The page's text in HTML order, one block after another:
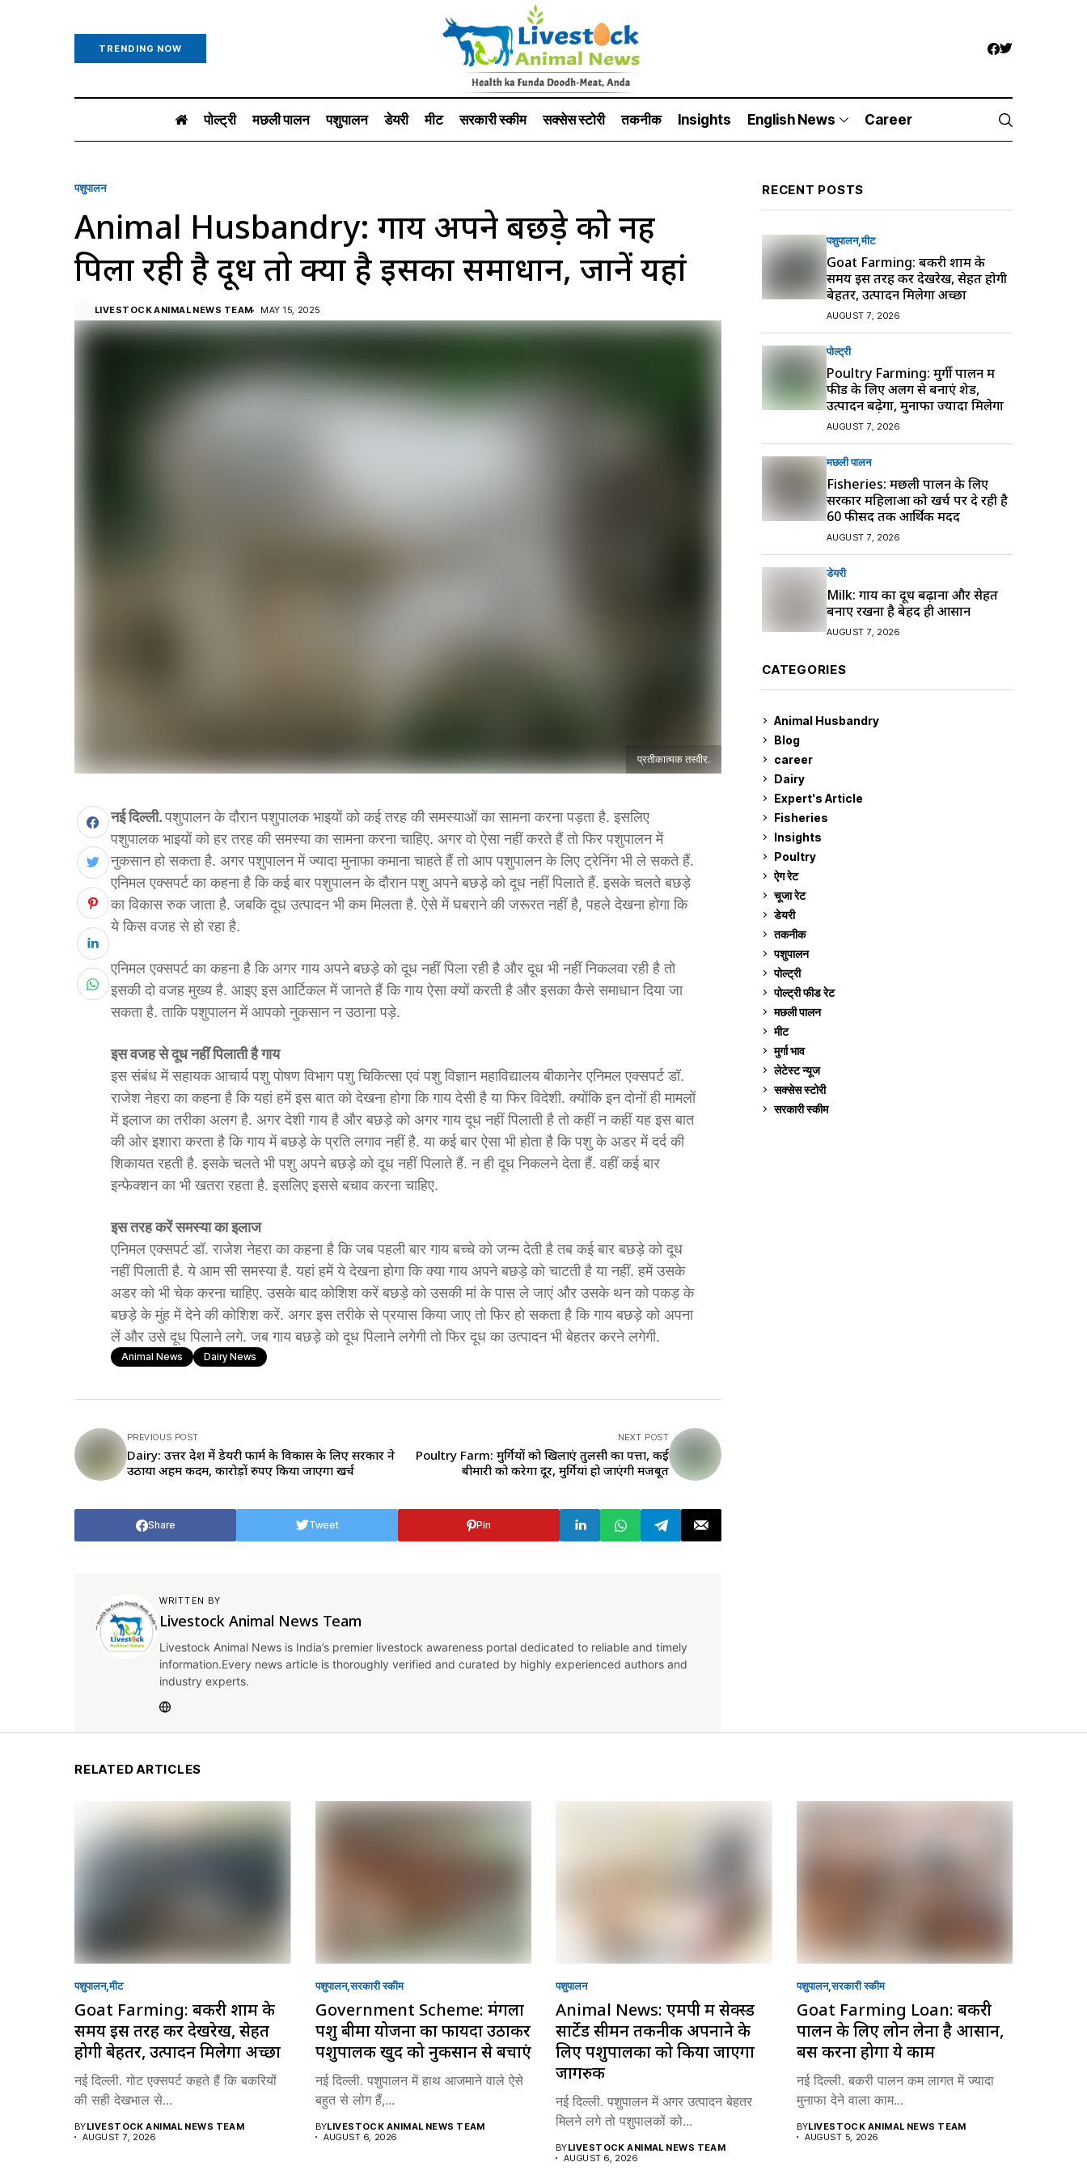
TRENDING NOW
पोल्ट्री मछली पालन पशुपालन डेयरी मीट सरकारी स्की‍म सक्सेस स्टो‍री तकनीक Insights English News Career
पशुपालन
Animal Husbandry: गाय अपने बछड़े को नहीं
पिला रही है दूध तो क्या है इसका समाधान, जानें यहां
LIVESTOCK ANIMAL NEWS TEAM MAY 15, 2025
प्रतीकात्मक तस्वीर.
नई दिल्ली.पशुपालन के दौरान पशुपालक भाइयों को कई तरह की समस्याओं का सामना करना पड़ता है. इसलिए
पशुपालक भाइयों को हर तरह की समस्या का सामना करना चाहिए. अगर वो ऐसा नहीं करते हैं तो फिर पशुपालन में
नुकसान हो सकता है. अगर पशुपालन में ज्यादा मुनाफा कमाना चाहते हैं तो आप पशुपालन के लिए ट्रेनिंग भी ले सकते हैं.
एनिमल एक्सपर्ट का कहना है कि कई बार पशुपालन के दौरान पशु अपने बछड़े को दूध नहीं पिलाते हैं. इसके चलते बछड़े
का विकास रुक जाता है. जबकि दूध उत्पादन भी कम मिलता है. ऐसे में घबराने की जरूरत नहीं है, पहले देखना होगा कि
ये किस वजह से हो रहा है.
एनिमल एक्सपर्ट का कहना है कि अगर गाय अपने बछड़े को दूध नहीं पिला रही है और दूध भी नहीं निकलवा रही है तो
इसकी दो वजह मुख्य है. आइए इस आर्टिकल में जानते हैं कि गाय ऐसा क्यों करती है और इसका कैसे समाधान दिया जा
सकता है. ताकि पशुपालन में आपको नुकसान न उठाना पड़े.
इस वजह से दूध नहीं पिलाती है गाय
इस संबंध में सहायक आचार्य पशु पोषण विभाग पशु चिकित्सा एवं पशु विज्ञान महाविद्यालय बीकानेर एनिमल एक्सपर्ट डॉ.
राजेश नेहरा का कहना है कि यहां हमें इस बात को देखना होगा कि गाय देसी है या फिर विदेशी. क्योंकि इन दोनों ही मामलों
में इलाज का तरीका अलग है. अगर देशी गाय है और बछड़े को अगर गाय दूध नहीं पिलाती है तो कहीं न कहीं यह इस बात
की ओर इशारा करता है कि गाय में बछड़े के प्रति लगाव नहीं है. या कई बार ऐसा भी होता है कि पशु के अडर में दर्द की
शिकायत रहती है. इसके चलते भी पशु अपने बछड़े को दूध नहीं पिलाते हैं. न ही दूध निकलने देता हैं. वहीं कई बार
इन्फेक्शन का भी खतरा रहता है. इसलिए इससे बचाव करना चाहिए.
इस तरह करें समस्या का इलाज
एनिमल एक्सपर्ट डॉ. राजेश नेहरा का कहना है कि जब पहली बार गाय बच्चे को जन्म देती है तब कई बार बछड़े को दूध
नहीं पिलाती है. ये आम सी समस्या है. यहां हमें ये देखना होगा कि क्या गाय अपने बछड़े को चाटती है या नहीं. हमें उसके
अडर को भी चेक करना चाहिए. उसके बाद कोशिश करें बछड़े को उसकी मां के पास ले जाएं और उसके थन को पकड़ के
बछड़े के मुंह में देने की कोशिश करें. अगर इस तरीके से प्रयास किया जाए तो फिर हो सकता है कि गाय बछड़े को अपना
लें और उसे दूध पिलाने लगे. जब गाय बछड़े को दूध पिलाने लगेगी तो फिर दूध का उत्पादन भी बेहतर करने लगेगी.
Animal News Dairy News
PREVIOUS POST
Dairy: उत्तर प्रदेश में डेयरी फार्म के विकास के लिए सरकार ने
उठाया अहम कदम, कारोड़ों रुपए किया जाएगा खर्च
NEXT POST
Poultry Farm: मुर्गियों को खिलाएं तुलसी का पत्ता, कई
बीमारी को करेगा दूर, मुर्गियां हो जाएंगी मजबूत
Share Tweet Pin
WRITTEN BY
Livestock Animal News Team
Livestock Animal News is India’s premier livestock awareness portal dedicated to reliable and timely
information.Every news article is thoroughly verified and curated by highly experienced authors and
industry experts.
RECENT POSTS
पशुपालन मीट
Goat Farming: बकरी शाम के
समय इस तरह करें देखरेख, सेहत होगी
बेहतर, उत्पादन मिलेगा अच्छा
AUGUST 7, 2026
पोल्ट्री
Poultry Farming: मुर्गी पालन में
फीड के लिए अलग से बनाएं शेड,
उत्पादन बढ़ेगा, मुनाफा ज्यादा मिलेगा
AUGUST 7, 2026
मछली पालन
Fisheries: मछली पालन के लिए
सरकार महिलाओं को खर्च पर दे रही है
60 फीसद तक आर्थिक मदद
AUGUST 7, 2026
डेयरी
Milk: गाय का दूध बढ़ाना और सेहत
बनाए रखना है बेहद ही आसान
AUGUST 7, 2026
CATEGORIES
Animal Husbandry
Blog
career
Dairy
Expert's Article
Fisheries
Insights
Poultry
ऐग रेट
चूजा रेट
डेयरी
तकनीक
पशुपालन
पोल्ट्री
पोल्ट्री फीड रेट
मछली पालन
मीट
मुर्गा भाव
लेटेस्ट न्यूज
सक्सेस स्टो‍री
सरकारी स्की‍म
RELATED ARTICLES
पशुपालन मीट
Goat Farming: बकरी शाम के
समय इस तरह करें देखरेख, सेहत
होगी बेहतर, उत्पादन मिलेगा अच्छा
नई दिल्ली. गोट एक्सपर्ट कहते हैं कि बकरियों
की सही देखभाल से...
BYLIVESTOCK ANIMAL NEWS TEAM
AUGUST 7, 2026
पशुपालन सरकारी स्की‍म
Government Scheme: मंगला
पशु बीमा योजना का फायदा उठाकर
पशुपालक खुद को नुकसान से बचाएं
नई दिल्ली. पशुपालन में हाथ आजमाने वाले ऐसे
बहुत से लोग हैं,...
BYLIVESTOCK ANIMAL NEWS TEAM
AUGUST 6, 2026
पशुपालन
Animal News: एमपी में सेक्स्ड
सार्टेड सीमन तकनीक अपनाने के
लिए पशुपालकों को किया जाएगा
जागरुक
नई दिल्ली. पशुपालन में अगर उत्पादन बेहतर
मिलने लगे तो पशुपालकों को...
BYLIVESTOCK ANIMAL NEWS TEAM
AUGUST 6, 2026
पशुपालन सरकारी स्की‍म
Goat Farming Loan: बकरी
पालन के लिए लोन लेना है आसान,
बस करना होगा ये काम
नई दिल्ली. बकरी पालन कम लागत में ज्यादा
मुनाफा देने वाला काम...
BYLIVESTOCK ANIMAL NEWS TEAM
AUGUST 5, 2026